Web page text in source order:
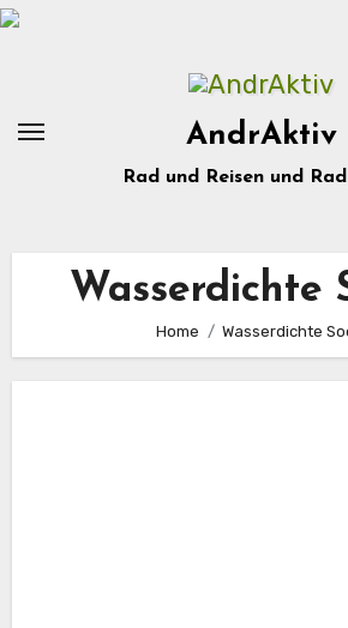
Zum
AndrAktiv
Rad und Reisen und
Wasserdichte
Home Wasserdichte